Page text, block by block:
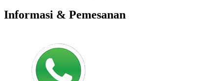
Informasi & Pemesanan